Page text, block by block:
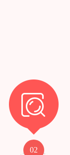
02